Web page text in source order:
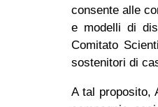
consente alle
e modelli di
Comitato
sostenitori di
A tal proposito,